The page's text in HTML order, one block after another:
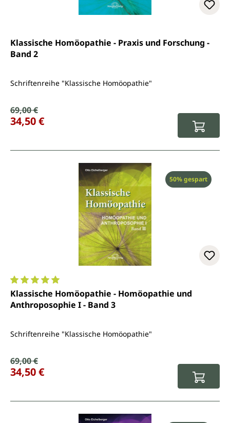
Klassische Homöopathie - Praxis und Forschung -
Band 2
Schriftenreihe "Klassische Homöopathie"
Verkaufspreis:
Regulärer Preis:
69,00 €
34,50 €
Rabatt
50% gespart
Durchschnittliche Bewertung von 5 von 5 Sternen
Klassische Homöopathie - Homöopathie und
Anthroposophie I - Band 3
Schriftenreihe "Klassische Homöopathie"
Verkaufspreis:
Regulärer Preis:
69,00 €
34,50 €